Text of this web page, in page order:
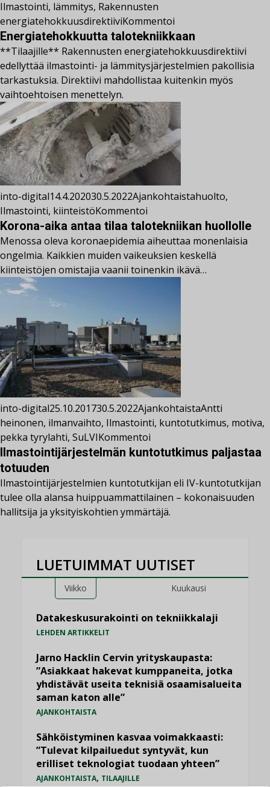
Ilmastointi, lämmitys, Rakennusten
energiatehokkuusdirektiiviKommentoi
Energiatehokkuutta talotekniikkaan
**Tilaajille** Rakennusten energiatehokkuusdirektiivi
edellyttää ilmastointi- ja lämmitysjärjestelmien pakollisia
tarkastuksia. Direktiivi mahdollistaa kuitenkin myös
vaihtoehtoisen menettelyn.
into-digital14.4.202030.5.2022Ajankohtaistahuolto,
Ilmastointi, kiinteistöKommentoi
Korona-aika antaa tilaa talotekniikan huollolle
Menossa oleva koronaepidemia aiheuttaa monenlaisia
ongelmia. Kaikkien muiden vaikeuksien keskellä
kiinteistöjen omistajia vaanii toinenkin ikävä…
into-digital25.10.201730.5.2022AjankohtaistaAntti
heinonen, ilmanvaihto, Ilmastointi, kuntotutkimus, motiva,
pekka tyrylahti, SuLVIKommentoi
Ilmastointijärjestelmän kuntotutkimus paljastaa
totuuden
Ilmastointijärjestelmien kuntotutkijan eli IV-kuntotutkijan
tulee olla alansa huippuammattilainen – kokonaisuuden
hallitsija ja yksityiskohtien ymmärtäjä.
LUETUIMMAT UUTISET
Viikko Kuukausi
Datakeskusurakointi on tekniikkalaji
LEHDEN ARTIKKELIT
Jarno Hacklin Cervin yrityskaupasta:
”Asiakkaat hakevat kumppaneita, jotka
yhdistävät useita teknisiä osaamisalueita
saman katon alle”
AJANKOHTAISTA
Sähköistyminen kasvaa voimakkaasti:
”Tulevat kilpailuedut syntyvät, kun
erilliset teknologiat tuodaan yhteen”
AJANKOHTAISTA, TILAAJILLE